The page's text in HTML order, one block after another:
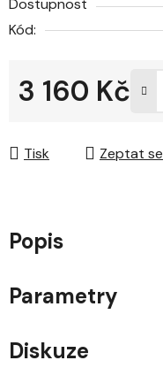
Dostupnost
Kód:
3 160 Kč
Tisk Zeptat se
Popis
Parametry
Diskuze